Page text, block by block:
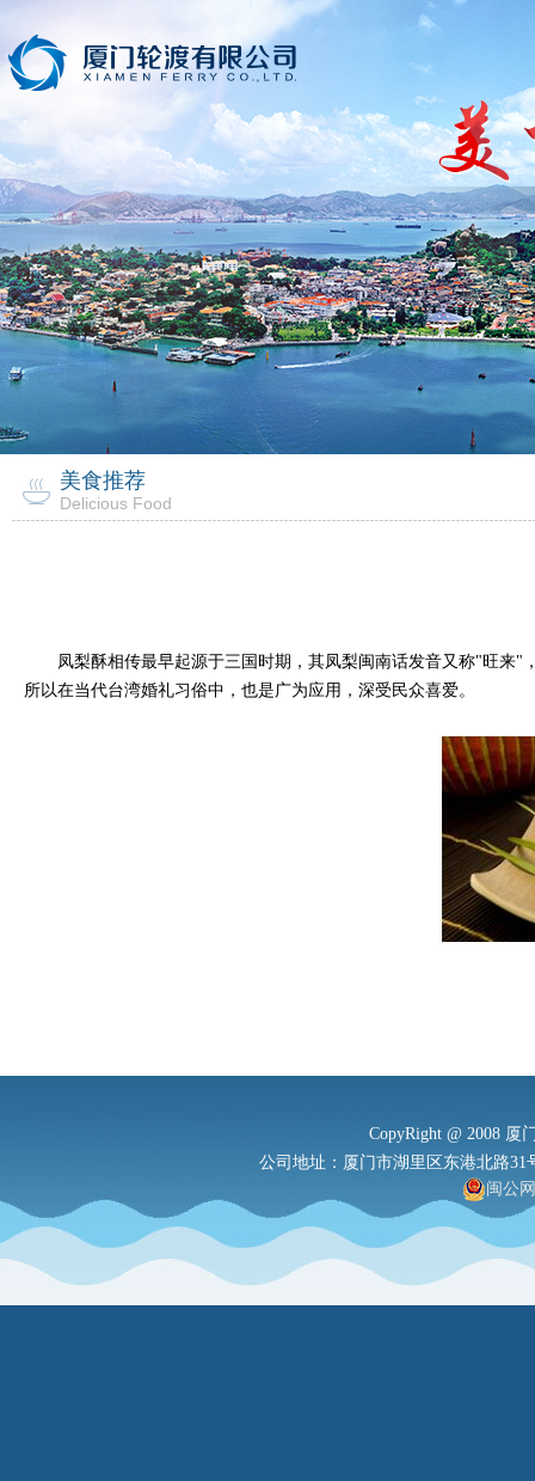
美食推荐
Delicious Food
凤梨酥相传最早起源于三国时期，其凤梨闽南话发音又称"旺来"
所以在当代台湾婚礼习俗中，也是广为应用，深受民众喜爱。
CopyRight @ 2008 厦
公司地址：厦门市湖里区东港北路31
闽公